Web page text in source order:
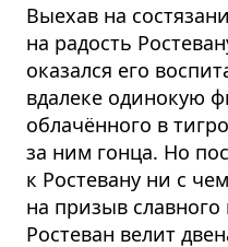
Выехав на
на радость
оказался его
вдалеке одинокую
облачённого в
за ним гонца. Но
к Ростевану ни с
на призыв
Ростеван велит